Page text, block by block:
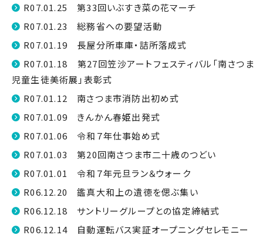
R07.01.25 第33回いぶすき菜の花マーチ
R07.01.23 総務省への要望活動
R07.01.19 長屋分所車庫・詰所落成式
R07.01.18 第27回笠沙アートフェスティバル「南さつま
児童生徒美術展」表彰式
R07.01.12 南さつま市消防出初め式
R07.01.09 きんかん春姫出発式
R07.01.06 令和７年仕事始め式
R07.01.03 第20回南さつま市二十歳のつどい
R07.01.01 令和７年元旦ラン＆ウォーク
R06.12.20 鑑真大和上の遺徳を偲ぶ集い
R06.12.18 サントリーグループとの協定締結式
R06.12.14 自動運転バス実証オープニングセレモニー